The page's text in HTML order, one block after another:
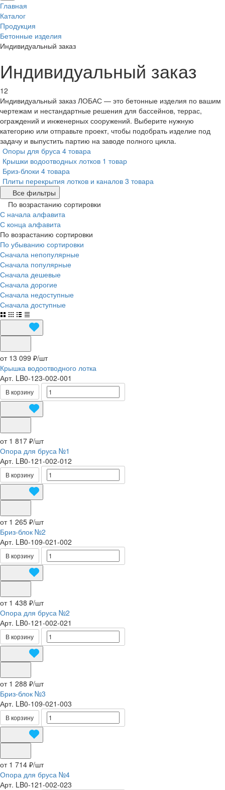
Главная
Каталог
Продукция
Бетонные изделия
Индивидуальный заказ
Индивидуальный заказ
12
Индивидуальный заказ ЛОБАС — это бетонные изделия по вашим
чертежам и нестандартные решения для бассейнов, террас,
ограждений и инженерных сооружений. Выберите нужную
категорию или отправьте проект, чтобы подобрать изделие под
задачу и выпустить партию на заводе полного цикла.
Опоры для бруса 4 товара
Крышки водоотводных лотков 1 товар
Бриз-блоки 4 товара
Плиты перекрытия лотков и каналов 3 товара
Все фильтры
По возрастанию сортировки
С начала алфавита
С конца алфавита
По возрастанию сортировки
По убыванию сортировки
Сначала непопулярные
Сначала популярные
Сначала дешевые
Сначала дорогие
Сначала недоступные
Сначала доступные
от 13 099 ₽/шт
Крышка водоотводного лотка
Арт. LB0-123-002-001
В корзину
от 1 817 ₽/шт
Опора для бруса №1
Арт. LB0-121-002-012
В корзину
от 1 265 ₽/шт
Бриз-блок №2
Арт. LB0-109-021-002
В корзину
от 1 438 ₽/шт
Опора для бруса №2
Арт. LB0-121-002-021
В корзину
от 1 288 ₽/шт
Бриз-блок №3
Арт. LB0-109-021-003
В корзину
от 1 714 ₽/шт
Опора для бруса №4
Арт. LB0-121-002-023